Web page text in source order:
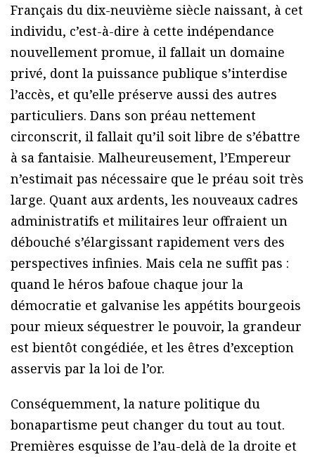
Français du dix-neuvième siècle naissant, à cet
individu, c’est-à-dire à cette indépendance
nouvellement promue, il fallait un domaine
privé, dont la puissance publique s’interdise
l’accès, et qu’elle préserve aussi des autres
particuliers. Dans son préau nettement
circonscrit, il fallait qu’il soit libre de s’ébattre
à sa fantaisie. Malheureusement, l’Empereur
n’estimait pas nécessaire que le préau soit très
large. Quant aux ardents, les nouveaux cadres
administratifs et militaires leur offraient un
débouché s’élargissant rapidement vers des
perspectives infinies. Mais cela ne suffit pas :
quand le héros bafoue chaque jour la
démocratie et galvanise les appétits bourgeois
pour mieux séquestrer le pouvoir, la grandeur
est bientôt congédiée, et les êtres d’exception
asservis par la loi de l’or.
Conséquemment, la nature politique du
bonapartisme peut changer du tout au tout.
Premières esquisse de l’au-delà de la droite et